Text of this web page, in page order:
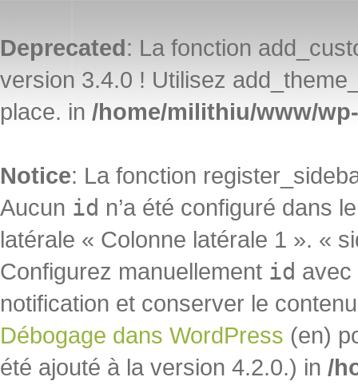
Deprecated: La fonction
version 3.4.0 ! Utilisez
place. in /home/milithiu/www/
Notice: La fonction
Aucun id n’a été configuré dans
latérale « Colonne latérale 1 ». «
Configurez manuellement id avec
notification et conserver le
Débogage dans WordPress (en)
été ajouté à la version 4.2.0.) in /